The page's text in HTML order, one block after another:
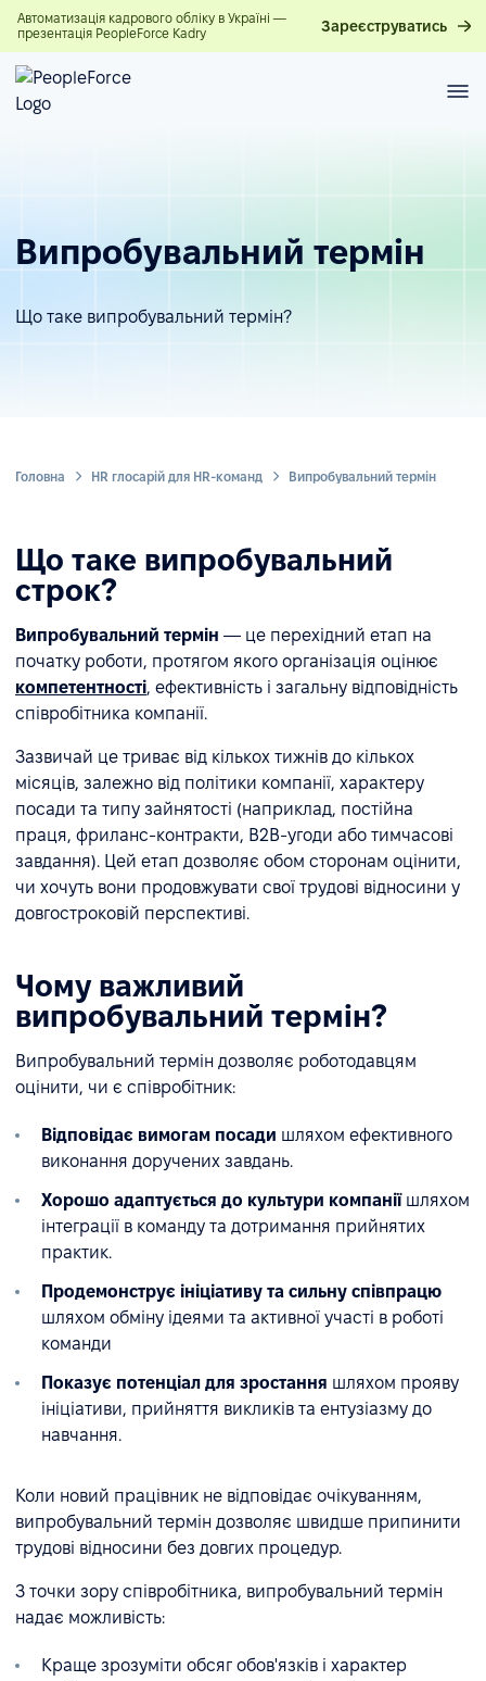
Автоматизація кадрового обліку в Україні —
презентація PeopleForce Kadry
Зареєструватись
Випробувальний термін
Що таке випробувальний термін?
Головна HR глосарій для HR-команд Випробувальний термін
Що таке випробувальний
строк?
Випробувальний термін — це перехідний етап на
початку роботи, протягом якого організація оцінює
компетентності, ефективність і загальну відповідність
співробітника компанії.
Зазвичай це триває від кількох тижнів до кількох
місяців, залежно від політики компанії, характеру
посади та типу зайнятості (наприклад, постійна
праця, фриланс-контракти, B2B-угоди або тимчасові
завдання). Цей етап дозволяє обом сторонам оцінити,
чи хочуть вони продовжувати свої трудові відносини у
довгостроковій перспективі.
Чому важливий
випробувальний термін?
Випробувальний термін дозволяє роботодавцям
оцінити, чи є співробітник:
Відповідає вимогам посади шляхом ефективного
виконання доручених завдань.
Хорошо адаптується до культури компаніїшляхом
інтеграції в команду та дотримання прийнятих
практик.
Продемонструє ініціативу та сильну співпрацю
шляхом обміну ідеями та активної участі в роботі
команди
Показує потенціал для зростання шляхом прояву
ініціативи, прийняття викликів та ентузіазму до
навчання.
Коли новий працівник не відповідає очікуванням,
випробувальний термін дозволяє швидше припинити
трудові відносини без довгих процедур.
З точки зору співробітника, випробувальний термін
надає можливість:
Краще зрозуміти обсяг обов'язків і характер